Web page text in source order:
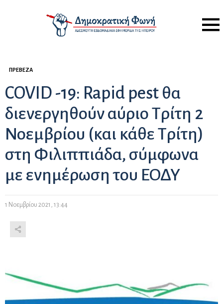
Menu
ΠΡΈΒΕΖΑ
COVID -19: Rapid pest θα
διενεργηθούν αύριο Τρίτη 2
Νοεμβρίου (και κάθε Τρίτη)
στη Φιλιππιάδα, σύμφωνα
με ενημέρωση του ΕΟΔΥ
1 Νοεμβρίου 2021, 13:44